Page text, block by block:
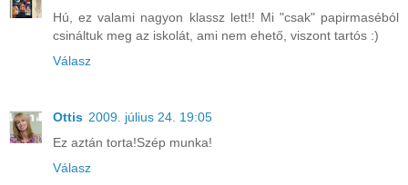
Hú, ez valami nagyon klassz lett!! Mi "csak" papirmaséból
csináltuk meg az iskolát, ami nem ehető, viszont tartós :)
Válasz
Ottis 2009. július 24. 19:05
Ez aztán torta!Szép munka!
Válasz